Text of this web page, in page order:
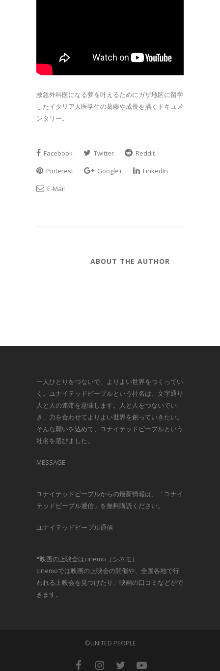
救急外科医になる夢を叶えるためにガザ地区に留学
したイタリア人医学生の葛藤や成長を描くドキュメ
ンタリー。
Facebook Twitter
Reddit
Pinterest
Google+
LinkedIn
E-Mail
ABOUT THE AUTHOR
一人ひとりをつないで、よりよい世界をつくってい
く。ユナイテッドピープルという社名は、文字通り
人と人の連帯を意味します。人と人をつないでい
き、力を合わせてよりよい世界を創っていきたい。
そんな願いを込めて、ユナイテッドピープルという
社名を選びました。
MESSAGE
ユナイテッドピープルからの最新情報は、「ユナイ
テッドピープル通信」を無料購読ください。
ユナイテッドピープル通信
*映画の上映会はcinemo（シネモ）
cinemoでは映画の上映会の開催や、全国各地で行
われる上映会を見つけたり、映画の口コミなどがで
きます。
©UNITED PEOPLE